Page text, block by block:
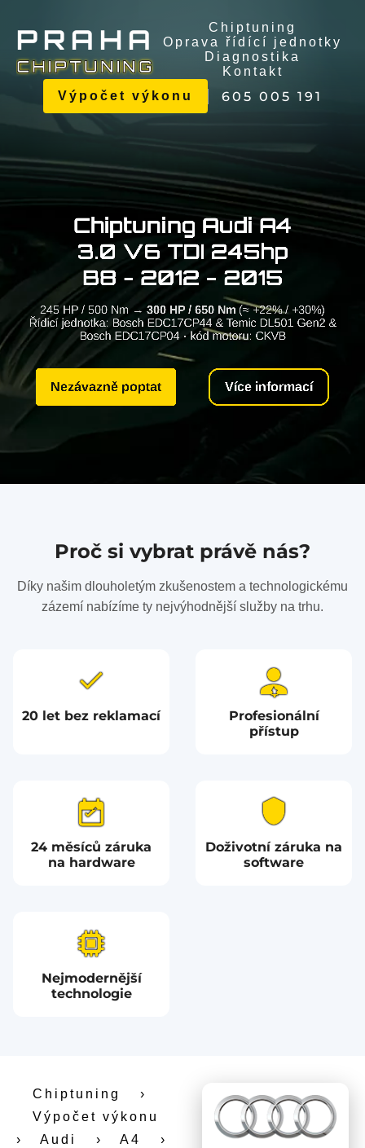
PR A H A
CHIPTUNING
Chiptuning
Oprava řídící jednotky
Diagnostika
Kontakt
Výpočet výkonu
605 005 191
Chiptuning Audi A4
3.0 V6 TDI 245hp
B8 - 2012 - 2015
245 HP / 500 Nm → 300 HP / 650 Nm (≈ +22% / +30%)
Řídicí jednotka: Bosch EDC17CP44 & Temic DL501 Gen2 &
Bosch EDC17CP04 · kód motoru: CKVB
Nezávazně poptat Více informací
Proč si vybrat právě nás?
Díky našim dlouholetým zkušenostem a technologickému
zázemí nabízíme ty nejvýhodnější služby na trhu.
20 let bez reklamací
Profesionální
přístup
24 měsíců záruka
na hardware
Doživotní záruka na
software
Nejmodernější
technologie
Chiptuning
›
Výpočet výkonu
›
Audi › A4 ›